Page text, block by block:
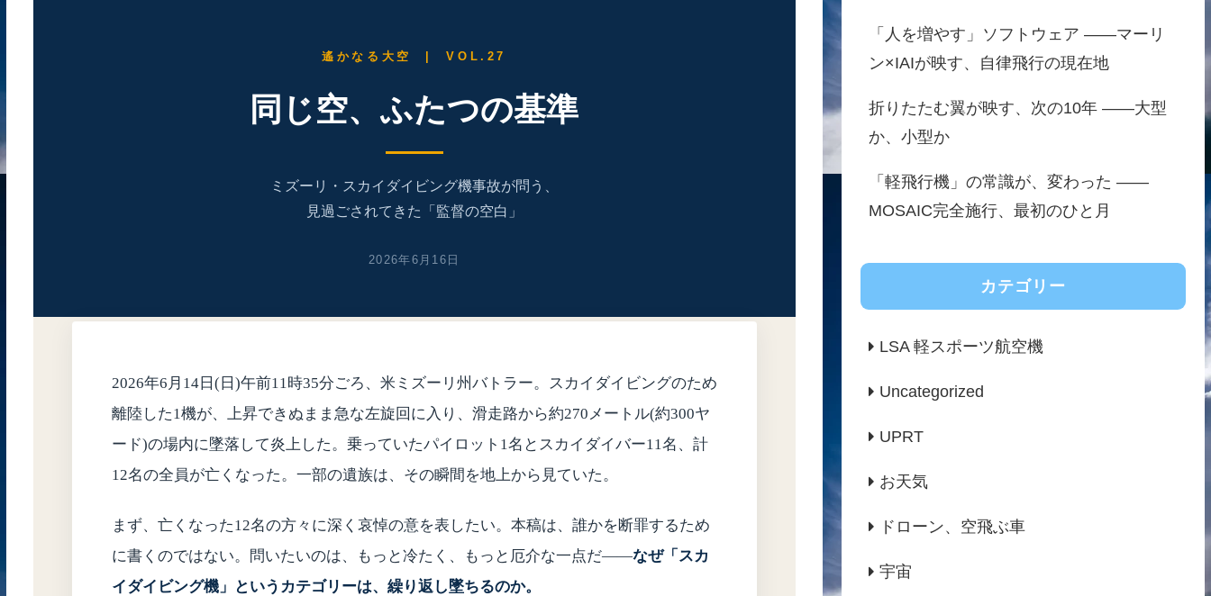
遙かなる大空 | VOL.27
同じ空、ふたつの基準
ミズーリ・スカイダイビング機事故が問う、
見過ごされてきた「監督の空白」
2026年6月16日
2026年6月14日(日)午前11時35分ごろ、米ミズーリ州バトラー。スカイダイビングのため
離陸した1機が、上昇できぬまま急な左旋回に入り、滑走路から約270メートル(約300ヤ
ード)の場内に墜落して炎上した。乗っていたパイロット1名とスカイダイバー11名、計
12名の全員が亡くなった。一部の遺族は、その瞬間を地上から見ていた。
まず、亡くなった12名の方々に深く哀悼の意を表したい。本稿は、誰かを断罪するため
に書くのではない。問いたいのは、もっと冷たく、もっと厄介な一点だ——なぜ「スカ
イダイビング機」というカテゴリーは、繰り返し墜ちるのか。
「人を増やす」ソフトウェア ——マーリ
ン×IAIが映す、自律飛行の現在地
折りたたむ翼が映す、次の10年 ——大型
か、小型か
「軽飛行機」の常識が、変わった ——
MOSAIC完全施行、最初のひと月
カテゴリー
LSA 軽スポーツ航空機
Uncategorized
UPRT
お天気
ドローン、空飛ぶ車
宇宙